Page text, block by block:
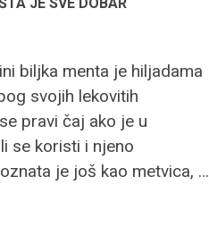
JE SVE DOBAR
biljka menta je hiljadama
svojih lekovitih
pravi čaj ako je u
se koristi i njeno
je još kao metvica, …